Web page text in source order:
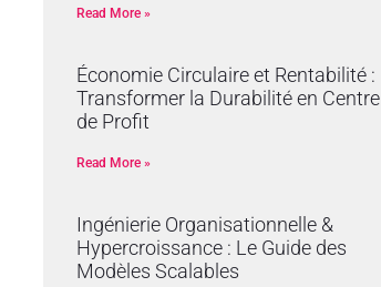
Read More »
Économie Circulaire et Rentabilité :
Transformer la Durabilité en Centre
de Profit
Read More »
Ingénierie Organisationnelle &
Hypercroissance : Le Guide des
Modèles Scalables